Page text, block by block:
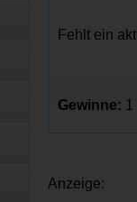
Fehlt ein
Gewinne:
Anzeige: